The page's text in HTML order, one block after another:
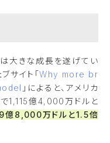
大きな成長を遂げてい
サイト「Why more br
」によると、アメリカ
1,115億4,000万ドルと
8,000万ドルと1.5倍